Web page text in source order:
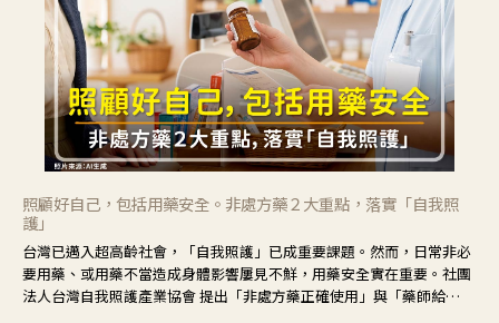
照顧好自己，包括用藥安全。非處方藥２大重點，落實「自我照
護」
台灣已邁入超高齡社會，「自我照護」已成重要課題。然而，日常非必
要用藥、或用藥不當造成身體影響屢見不鮮，用藥安全實在重要。社團
法人台灣自我照護產業協會 提出「非處方藥正確使用」與「藥師給